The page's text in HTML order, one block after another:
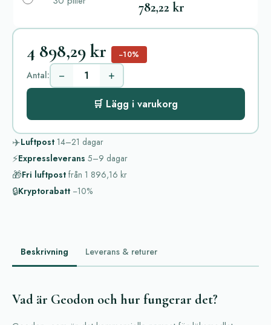
782,22 kr
4 898,29 kr −10%
Antal: − +
🛒 Lägg i varukorg
✈️Luftpost 14–21 dagar
⚡Expressleverans 5–9 dagar
🎁Fri luftpost från 1 896,16 kr
🔒Kryptorabatt −10%
Beskrivning Leverans & returer
Vad är Geodon och hur fungerar det?